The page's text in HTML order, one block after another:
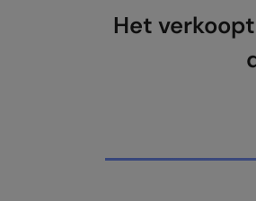
Het